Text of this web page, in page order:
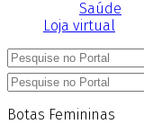
Saúde
Loja virtual
Botas Femininas